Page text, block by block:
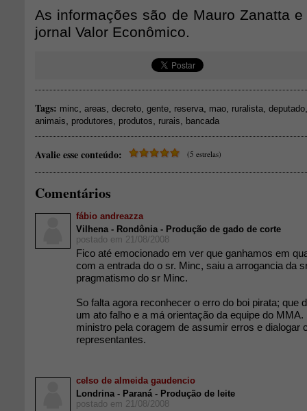
As informações são de Mauro Zanatta
jornal Valor Econômico.
Tags: minc areas decreto gente reserva mao ruralista deputado
animais produtores produtos rurais bancada
Avalie esse conteúdo: (5 estrelas)
Comentários
fábio andreazza
Vilhena - Rondônia - Produção de gado de corte
postado em 21/08/2008
Fico até emocionado em ver que ganhamos em
com a entrada do o sr. Minc, saiu a arrogancia da
pragmatismo do sr Minc.
So falta agora reconhecer o erro do boi pirata; que
um ato falho e a má orientação da equipe do
ministro pela coragem de assumir erros e dialogar
representantes.
celso de almeida gaudencio
Londrina - Paraná - Produção de leite
postado em 21/08/2008